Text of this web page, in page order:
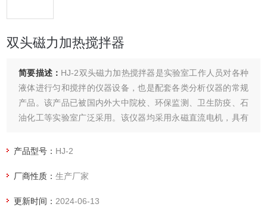
双头磁力加热搅拌器
简要描述： HJ-2双头磁力加热搅拌器是实验室工作人员对各种
液体进行匀和搅拌的仪器设备，也是配套各类分析仪器的常规
产品。该产品已被国内外大中院校、环保监测、卫生防疫、石
油化工等实验室广泛采用。该仪器均采用永磁直流电机，具有
产品型号： HJ-2
厂商性质：生产厂家
更新时间： 2024-06-13